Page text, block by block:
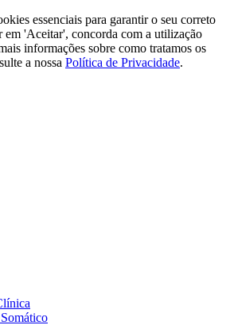
essenciais para garantir o seu correto
'Aceitar', concorda com a utilização
informações sobre como tratamos os
a nossa Política de Privacidade.